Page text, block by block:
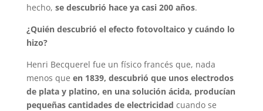
hecho, se descubrió hace ya casi 200 años.
¿Quién descubrió el efecto fotovoltaico y cuándo lo
hizo?
Henri Becquerel fue un físico francés que, nada
menos que en 1839, descubrió que unos electrodos
de plata y platino, en una solución ácida, producían
pequeñas cantidades de electricidad cuando se